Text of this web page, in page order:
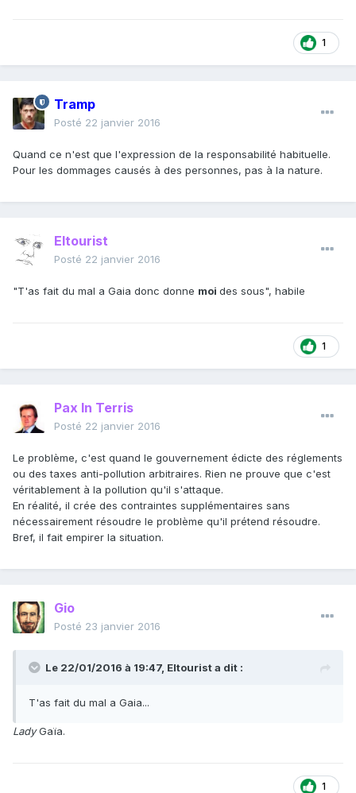
1
Tramp
Posté 22 janvier 2016
Quand ce n'est que l'expression de la responsabilité habituelle.
Pour les dommages causés à des personnes, pas à la nature.
Eltourist
Posté 22 janvier 2016
"T'as fait du mal a Gaia donc donne moi des sous", habile
1
Pax In Terris
Posté 22 janvier 2016
Le problème, c'est quand le gouvernement édicte des réglements
ou des taxes anti-pollution arbitraires. Rien ne prouve que c'est
véritablement à la pollution qu'il s'attaque.
En réalité, il crée des contraintes supplémentaires sans
nécessairement résoudre le problème qu'il prétend résoudre.
Bref, il fait empirer la situation.
Gio
Posté 23 janvier 2016
Le 22/01/2016 à 19:47, Eltourist a dit :
T'as fait du mal a Gaia...
LadyGaïa.
1